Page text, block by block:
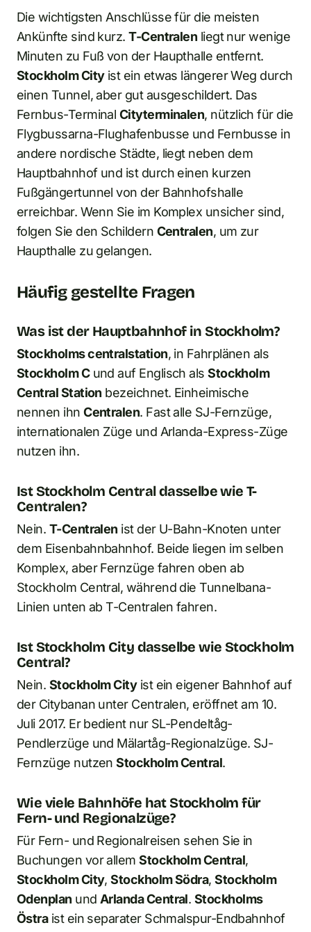
Die wichtigsten Anschlüsse für die meisten
Ankünfte sind kurz.T-Centralen liegt nur wenige
Minuten zu Fuß von der Haupthalle entfernt.
Stockholm Cityist ein etwas längerer Weg durch
einen Tunnel, aber gut ausgeschildert. Das
Fernbus-Terminal Cityterminalen, nützlich für die
Flygbussarna-Flughafenbusse und Fernbusse in
andere nordische Städte, liegt neben dem
Hauptbahnhof und ist durch einen kurzen
Fußgängertunnel von der Bahnhofshalle
erreichbar. Wenn Sie im Komplex unsicher sind,
folgen Sie den Schildern Centralen, um zur
Haupthalle zu gelangen.
Häufig gestellte Fragen
Was ist der Hauptbahnhof in Stockholm?
Stockholms centralstation, in Fahrplänen als
Stockholm Cund auf Englisch alsStockholm
Central Station bezeichnet. Einheimische
nennen ihnCentralen. Fast alle SJ-Fernzüge,
internationalen Züge und Arlanda-Express-Züge
nutzen ihn.
Ist Stockholm Central dasselbe wie T-
Centralen?
Nein. T-Centralen ist der U-Bahn-Knoten unter
dem Eisenbahnbahnhof. Beide liegen im selben
Komplex, aber Fernzüge fahren oben ab
Stockholm Central, während die Tunnelbana-
Linien unten ab T-Centralen fahren.
Ist Stockholm City dasselbe wie Stockholm
Central?
Nein. Stockholm Cityist ein eigener Bahnhof auf
der Citybanan unter Centralen, eröffnet am 10.
Juli 2017. Er bedient nur SL-Pendeltåg-
Pendlerzüge und Mälartåg-Regionalzüge. SJ-
Fernzüge nutzenStockholm Central.
Wie viele Bahnhöfe hat Stockholm für
Fern- und Regionalzüge?
Für Fern- und Regionalreisen sehen Sie in
Buchungen vor allemStockholm Central,
Stockholm City,Stockholm Södra,Stockholm
Odenplan und Arlanda Central. Stockholms
Östraist ein separater Schmalspur-Endbahnhof